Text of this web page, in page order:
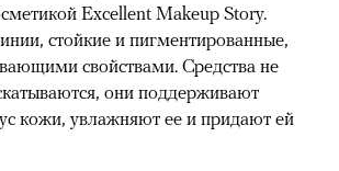
Excellent Makeup Story.
стойкие и пигментированные,
свойствами. Средства не
они поддерживают
кожи, увлажняют ее и придают ей